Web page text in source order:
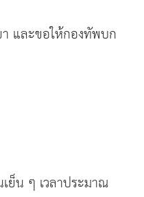
า และขอให้กองทัพบก
ย็น ๆ เวลาประมาณ